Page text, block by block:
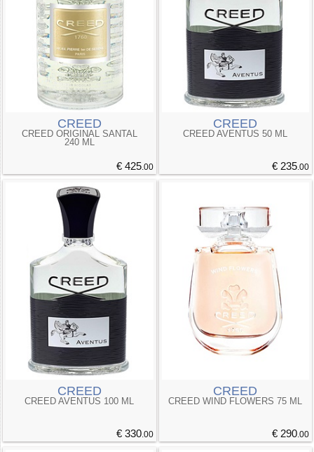
CREED
CREED ORIGINAL SANTAL
240 ML
€ 425.00
CREED
CREED AVENTUS 50 ML
€ 235.00
CREED
CREED AVENTUS 100 ML
€ 330.00
CREED
CREED WIND FLOWERS 75 ML
€ 290.00